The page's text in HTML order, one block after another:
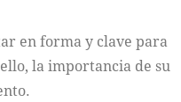
en forma y clave para
la importancia de su